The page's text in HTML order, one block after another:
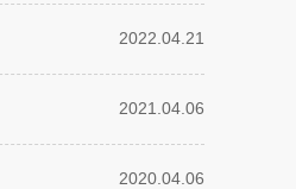
2022.04.21
2021.04.06
2020.04.06